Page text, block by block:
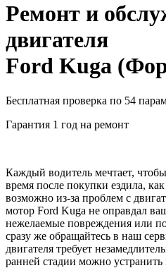
Ремонт и
двигателя
Ford Kuga (
Бесплатная проверка по 54
Гарантия 1 год на ремонт
Каждый водитель мечтает,
время после покупки ездила,
возможно из-за проблем с
мотор Ford Kuga не оправдал
нежелаемые повреждения или
сразу же обращайтесь в наш
двигателя требует
ранней стадии можно устранить